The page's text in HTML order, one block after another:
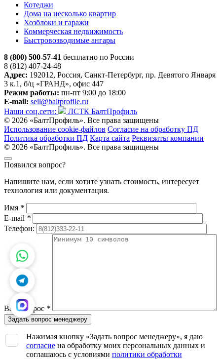
Котеджи
Дома на несколько квартир
Хозблоки и гаражи
Коммерческая недвижимость
Быстровозводимые ангары
8 (800) 500-57-41 бесплатно по России
8 (812) 407-24-48
Адрес: 192012, Россия, Санкт-Петербург, пр. Девятого Января
3 к.1, б/ц «ГРАНД», офис 447
Режим работы: пн-пт 9:00 до 18:00
E-mail: sell@baltprofile.ru
Наши соц.сети:
ЛСТК БалтПрофиль
© 2026 «БалтПрофиль». Все права защищены
Использование cookie-файлов Согласие на обработку ПД
Политика обработки ПД Карта сайта Реквизиты компании
© 2026 «БалтПрофиль». Все права защищены
Появился вопрос?
Напишите нам, если хотите узнать стоимость, интересует
технология или документация.
Имя *
E-mail *
Телефон:
Ваш вопрос *
Нажимая кнопку «Задать вопрос менеджеру», я даю
согласиена обработку моих персональных данных и
соглашаюсь с условиями политики обработки